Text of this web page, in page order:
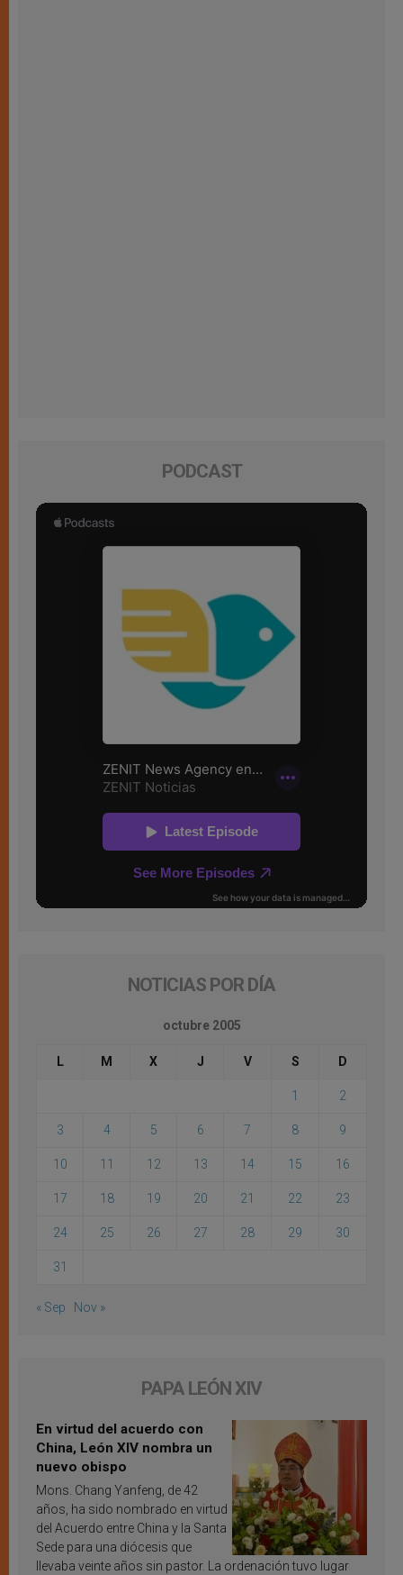
PODCAST
NOTICIAS POR DÍA
octubre 2005
L M X J V S D
1 2
3 4 5 6 7 8 9
10 11 12 13 14 15 16
17 18 19 20 21 22 23
24 25 26 27 28 29 30
31
« Sep Nov »
PAPA LEÓN XIV
En virtud del acuerdo con
China, León XIV nombra un
nuevo obispo
Mons. Chang Yanfeng, de 42
años, ha sido nombrado en virtud
del Acuerdo entre China y la Santa
Sede para una diócesis que
llevaba veinte años sin pastor. La ordenación tuvo lugar